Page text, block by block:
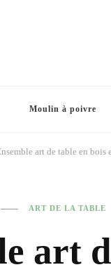
Moulin à poivre
art de table en
ART DE LA TABLE
art